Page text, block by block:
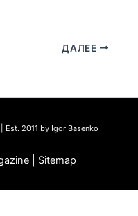
ДАЛЕЕ
2011 by Igor Basenko
| Sitemap